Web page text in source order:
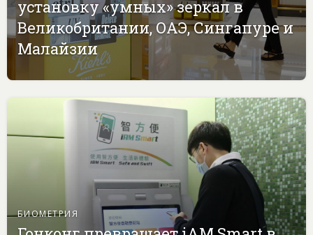
установку «умных» зеркал в
Великобритании, ОАЭ, Сингапуре и
Малайзии
БИОМЕТРИЯ